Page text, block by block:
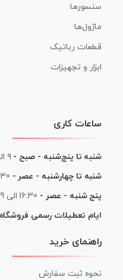
سنسورها
ماژول‌ها
قطعات رباتیک
ابزار و تجهیزات
ساعات کاری
شنبه تا پنج‌شنبه - صبح - ۹ الی ۱۳
شنبه تا چهارشنبه - عصر - 16:30
پنج شنبه - عصر - 16:30 الی 19
ایام تعطیلات رسمی
راهنمای خرید
نحوه ثبت سفارش